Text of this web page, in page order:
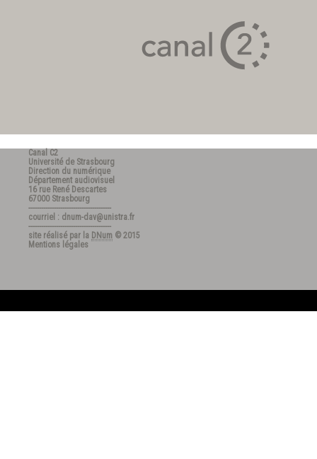
Canal C2
Université de Strasbourg
Direction du numérique
Département audiovisuel
16 rue René Descartes
67000 Strasbourg
---------------------------------------
courriel : dnum-dav@unistra.fr
---------------------------------------
site réalisé par la DNum © 2015
Mentions légales